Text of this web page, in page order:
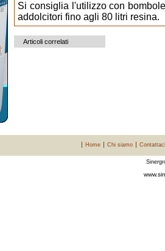
Si consiglia l'utilizzo con
addolcitori fino agli 80 litri resina.
Articoli correlati
Home Chi siamo Contattaci